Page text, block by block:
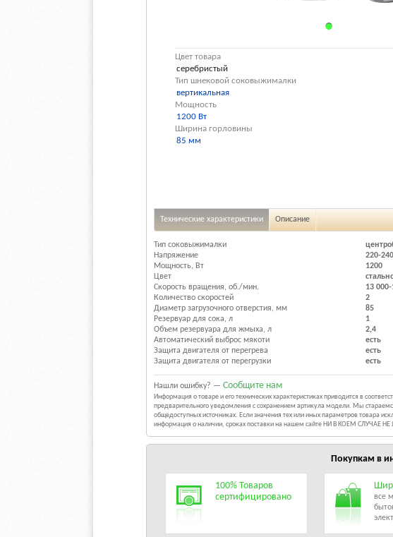
Цвет товара
серебристый
Тип шнековой соковыжималки
вертикальная
Мощность
1200 Вт
Ширина горловины
85 мм
Технические характеристики Описание
Тип соковыжималки
Напряжение
220-
Мощность, Вт
1200
Цвет
Скорость вращения, об./мин.
13
Количество скоростей
2
Диаметр загрузочного отверстия, мм
85
Резервуар для сока, л
1
Объем резервуара для жмыха, л
2,4
Автоматический выброс мякоти
есть
Защита двигателя от перегрева
есть
Защита двигателя от перегрузки
есть
Нашли ошибку? — Сообщите нам
Информация о товаре и его технических характеристиках приводится в
предварительного уведомления с сохранением артикула модели. Мы
общедоступных источниках. Если значения тех или иных параметров товара
информация о наличии, сроках поставки на нашем сайте НИ В КОЕМ СЛУЧАЕ
Покупкам в
100% Товаров
сертифицировано
все